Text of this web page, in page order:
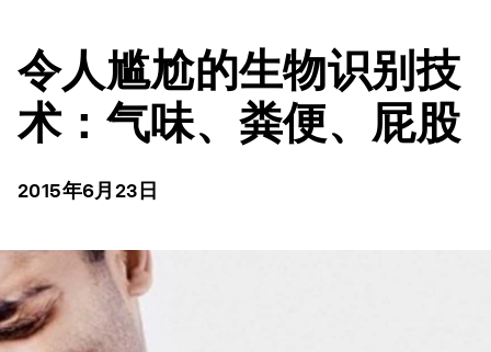
令人尴尬的生物识别技
术：气味、粪便、屁股
2015年6月23日